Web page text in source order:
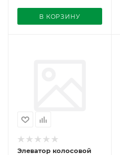
В КОРЗИНУ
Элеватор колосовой